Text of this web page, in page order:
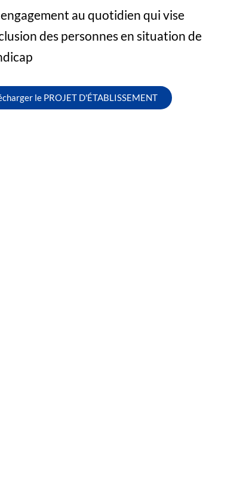
au quotidien qui vise
des personnes en situation de
le PROJET D'ÉTABLISSEMENT